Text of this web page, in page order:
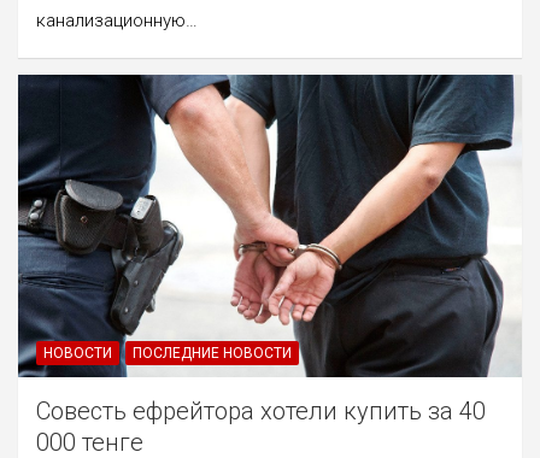
канализационную…
НОВОСТИ ПОСЛЕДНИЕ НОВОСТИ
Совесть ефрейтора хотели купить за 40
000 тенге